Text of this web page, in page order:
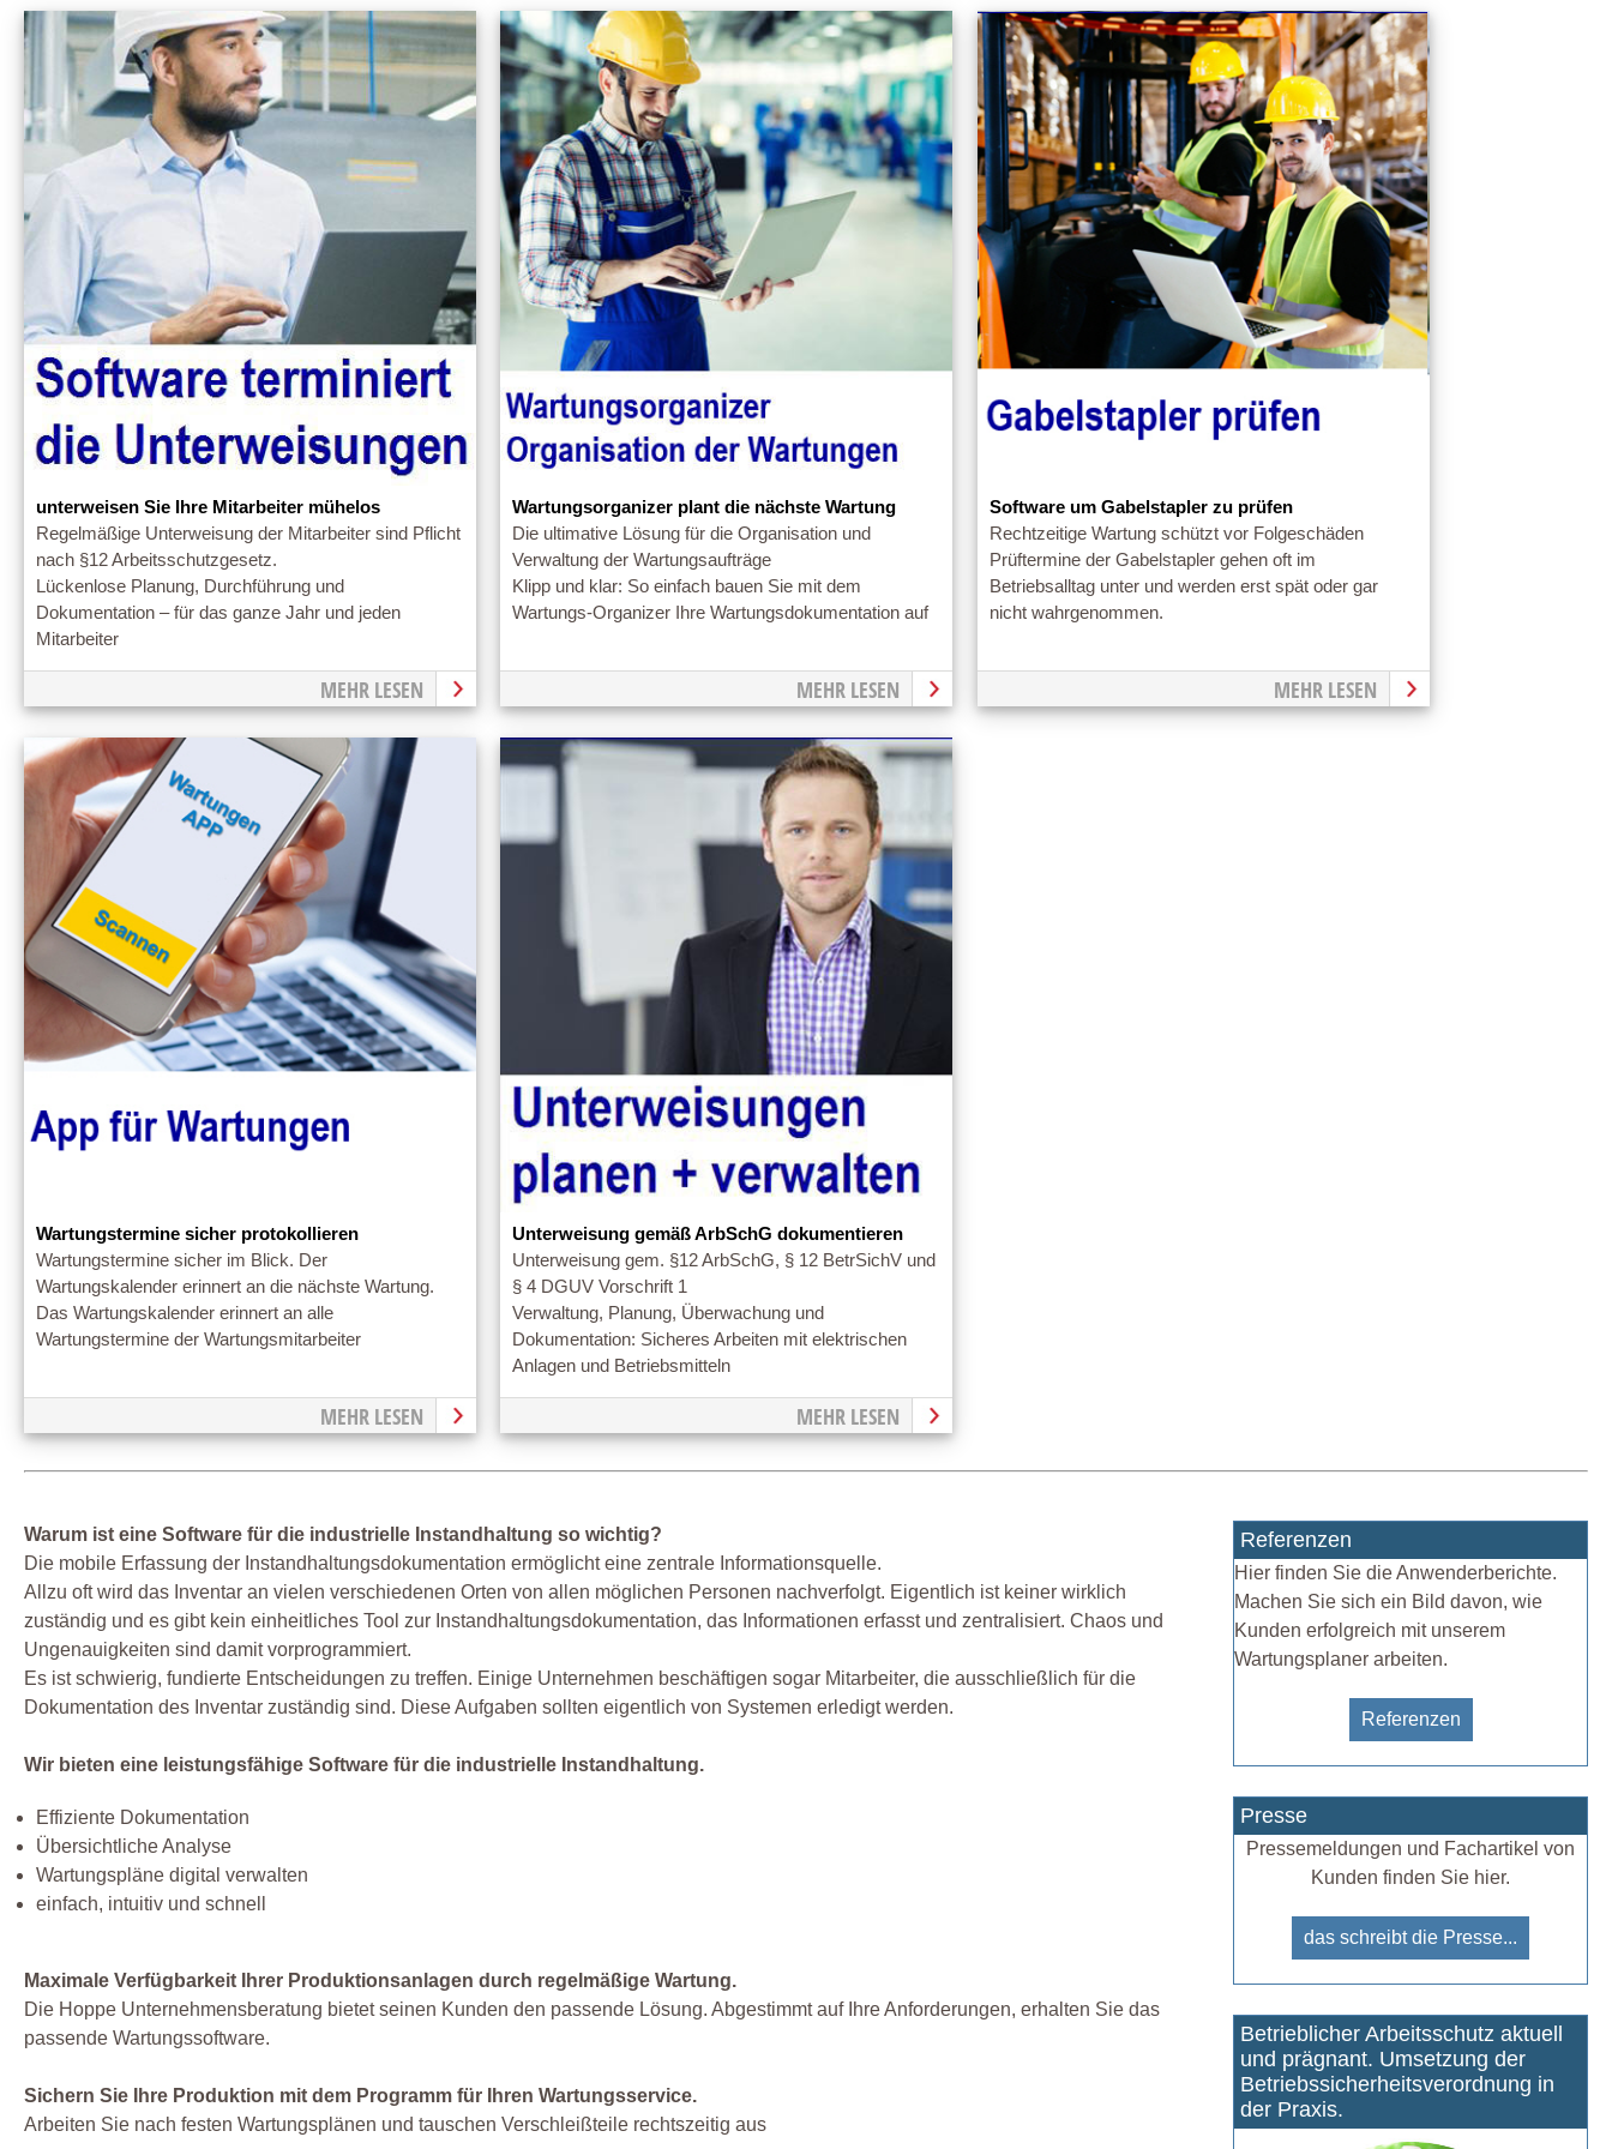
unterweisen Sie Ihre Mitarbeiter mühelos
Regelmäßige Unterweisung der Mitarbeiter sind Pflicht
nach §12 Arbeitsschutzgesetz.
Lückenlose Planung, Durchführung und
Dokumentation – für das ganze Jahr und jeden
Mitarbeiter
MEHR LESEN
Wartungsorganizer plant die nächste Wartung
Die ultimative Lösung für die Organisation und
Verwaltung der Wartungsaufträge
Klipp und klar: So einfach bauen Sie mit dem
Wartungs-Organizer Ihre Wartungsdokumentation auf
MEHR LESEN
Software um Gabelstapler zu prüfen
Rechtzeitige Wartung schützt vor Folgeschäden
Prüftermine der Gabelstapler gehen oft im
Betriebsalltag unter und werden erst spät oder gar
nicht wahrgenommen.
MEHR LESEN
Wartungstermine sicher protokollieren
Wartungstermine sicher im Blick. Der
Wartungskalender erinnert an die nächste Wartung.
Das Wartungskalender erinnert an alle
Wartungstermine der Wartungsmitarbeiter
MEHR LESEN
Unterweisung gemäß ArbSchG dokumentieren
Unterweisung gem. §12 ArbSchG, § 12 BetrSichV und
§ 4 DGUV Vorschrift 1
Verwaltung, Planung, Überwachung und
Dokumentation: Sicheres Arbeiten mit elektrischen
Anlagen und Betriebsmitteln
MEHR LESEN
Warum ist eine Software für die industrielle Instandhaltung so wichtig?
Die mobile Erfassung der Instandhaltungsdokumentation ermöglicht eine zentrale Informationsquelle.
Allzu oft wird das Inventar an vielen verschiedenen Orten von allen möglichen Personen nachverfolgt. Eigentlich ist keiner wirklich
zuständig und es gibt kein einheitliches Tool zur Instandhaltungsdokumentation, das Informationen erfasst und zentralisiert. Chaos und
Ungenauigkeiten sind damit vorprogrammiert.
Es ist schwierig, fundierte Entscheidungen zu treffen. Einige Unternehmen beschäftigen sogar Mitarbeiter, die ausschließlich für die
Dokumentation des Inventar zuständig sind. Diese Aufgaben sollten eigentlich von Systemen erledigt werden.
Wir bieten eine leistungsfähige Software für die industrielle Instandhaltung.
Effiziente Dokumentation
Übersichtliche Analyse
Wartungspläne digital verwalten
einfach, intuitiv und schnell
Maximale Verfügbarkeit Ihrer Produktionsanlagen durch regelmäßige Wartung.
Die Hoppe Unternehmensberatung bietet seinen Kunden den passende Lösung. Abgestimmt auf Ihre Anforderungen, erhalten Sie das
passende Wartungssoftware.
Sichern Sie Ihre Produktion mit dem Programm für Ihren Wartungsservice.
Arbeiten Sie nach festen Wartungsplänen und tauschen Verschleißteile rechtszeitig aus
Referenzen
Hier finden Sie die Anwenderberichte.
Machen Sie sich ein Bild davon, wie
Kunden erfolgreich mit unserem
Wartungsplaner arbeiten.
Referenzen
Presse
Pressemeldungen und Fachartikel von
Kunden finden Sie hier.
das schreibt die Presse...
Betrieblicher Arbeitsschutz aktuell
und prägnant. Umsetzung der
Betriebssicherheitsverordnung in
der Praxis.